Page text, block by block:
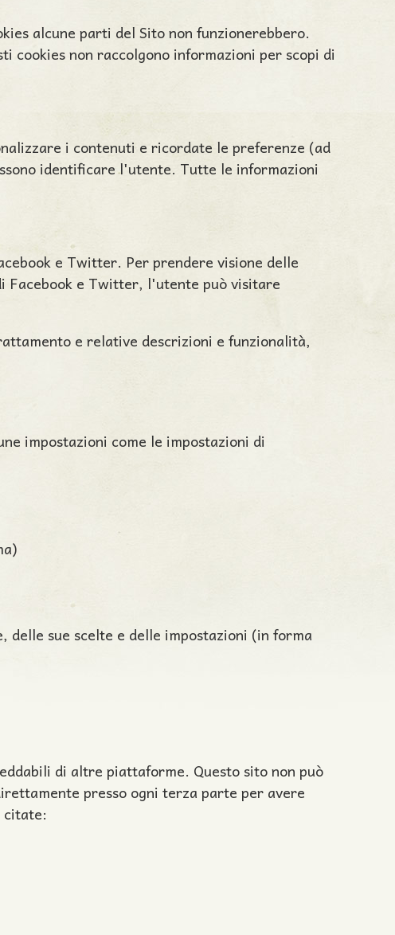
alcune parti del Sito non funzionerebbero.
cookies non raccolgono informazioni per scopi di
i contenuti e ricordate le preferenze (ad
identificare l'utente. Tutte le informazioni
e Twitter. Per prendere visione delle
Facebook e Twitter, l'utente può visitare
e relative descrizioni e funzionalità,
impostazioni come le impostazioni di
sue scelte e delle impostazioni (in forma
di altre piattaforme. Questo sito non può
presso ogni terza parte per avere
citate: